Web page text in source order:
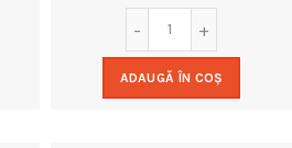
ADAUGĂ ÎN COȘ